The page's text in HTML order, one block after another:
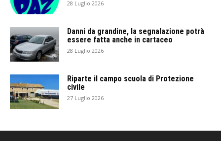
28 Luglio 2026
Danni da grandine, la segnalazione potrà
essere fatta anche in cartaceo
28 Luglio 2026
Riparte il campo scuola di Protezione
civile
27 Luglio 2026